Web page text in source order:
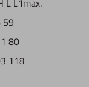
L L1max.
59
80
118